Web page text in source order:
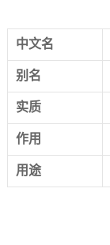
中文名
别名
实质
作用
用途